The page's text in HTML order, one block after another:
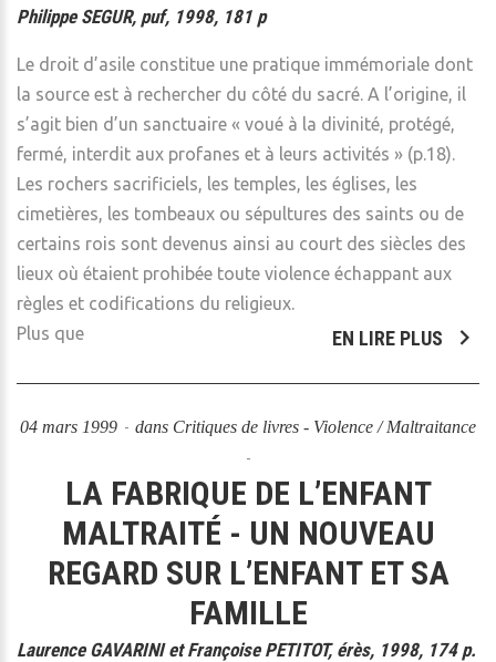
Philippe SEGUR, puf, 1998, 181 p
Le droit d’asile constitue une pratique immémoriale dont
la source est à rechercher du côté du sacré. A l’origine, il
s’agit bien d’un sanctuaire « voué à la divinité, protégé,
fermé, interdit aux profanes et à leurs activités » (p.18).
Les rochers sacrificiels, les temples, les églises, les
cimetières, les tombeaux ou sépultures des saints ou de
certains rois sont devenus ainsi au court des siècles des
lieux où étaient prohibée toute violence échappant aux
règles et codifications du religieux.
Plus que
EN LIRE PLUS
04 mars 1999 dans Critiques de livres - Violence / Maltraitance
LA FABRIQUE DE L’ENFANT
MALTRAITÉ - UN NOUVEAU
REGARD SUR L’ENFANT ET SA
FAMILLE
Laurence GAVARINI et Françoise PETITOT, érès, 1998, 174 p.